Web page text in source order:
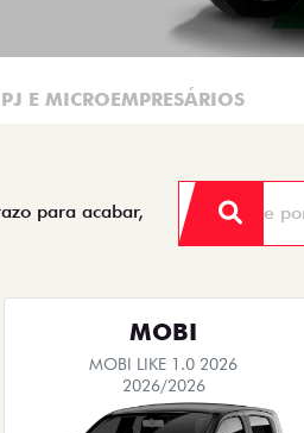
E MICROEMPRESÁRIOS
para acabar,
MOBI
MOBI LIKE 1.0 2026
2026/2026